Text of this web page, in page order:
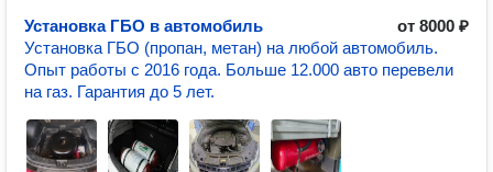
Установка ГБО в автомобиль
от 8000 ₽
Установка ГБО (пропан, метан) на любой автомобиль.
Опыт работы с 2016 года. Больше 12.000 авто перевели
на газ. Гарантия до 5 лет.